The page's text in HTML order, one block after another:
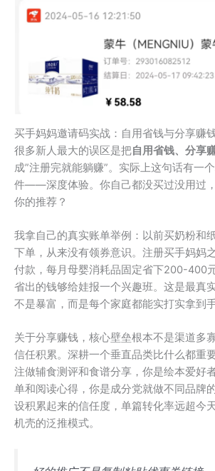
买手妈妈邀请码实战：自用省钱与分享赚
很多新人最大的误区是把自用省钱、分享
成”注册完就能躺赚”。实际上这句话有一
件——深度体验。你自己都没买过没用过
你的推荐？
我拿自己的真实账单举例：以前买奶粉和
下单，从来没有领券意识。注册买手妈妈
付款，每月母婴消耗品固定省下200-400
省出的钱够给娃报一个兴趣班。这是最真
不是暴富，而是每个家庭都能实打实拿到手
关于分享赚钱，核心壁垒根本不是渠道多
信任积累。深耕一个垂直品类比什么都重
注做辅食测评和食谱分享，你是绘本爱好
单和阅读心得，你是成分党就做不同品牌
设积累起来的信任度，单篇转化率远超今
机壳的泛推模式。